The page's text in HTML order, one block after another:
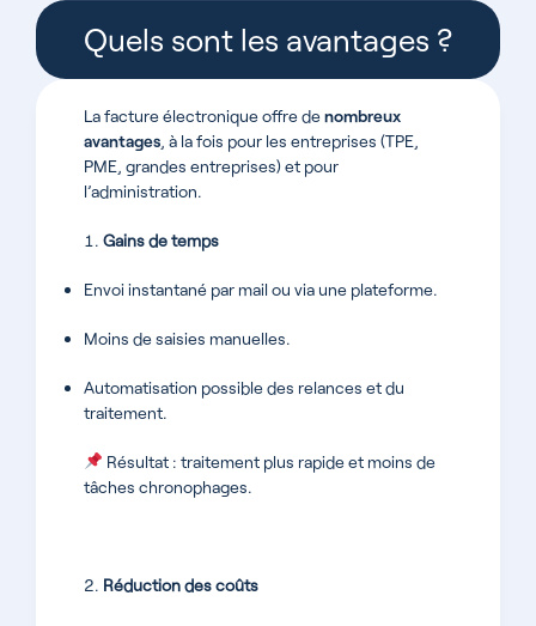
Quels sont les avantages ?
La facture électronique offre denombreux
avantages , à la fois pour les entreprises (TPE,
PME, grandes entreprises) et pour
l’administration.
Gains de temps
Envoi instantané par mail ou via une plateforme.
Moins de saisies manuelles.
Automatisation possible des relances et du
traitement.
Résultat : traitement plus rapide et moins de
tâches chronophages.
Réduction des coûts